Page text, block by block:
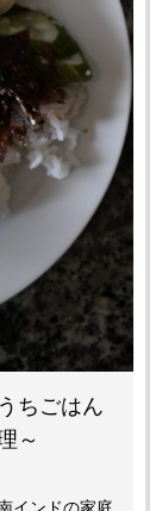
ちごはん
～